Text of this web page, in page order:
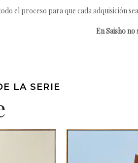
el proceso para que cada adquisición
En Saisho
LA SERIE